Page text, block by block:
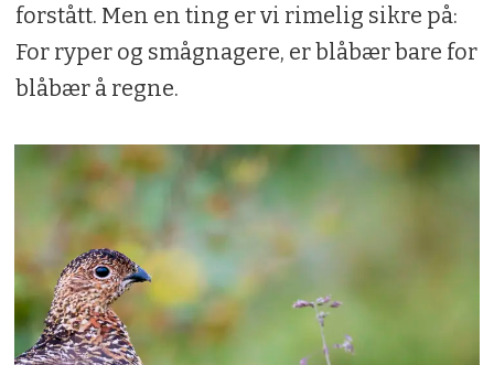
forstått. Men en ting er vi rimelig sikre på:
For ryper og smågnagere, er blåbær bare for
blåbær å regne.